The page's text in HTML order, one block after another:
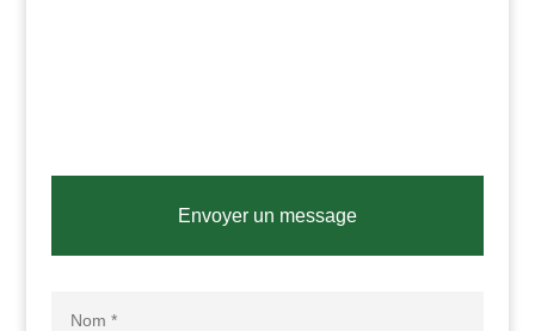
Envoyer un message